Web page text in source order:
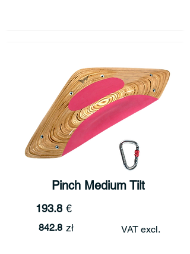
Pinch Medium Tilt
193.8 €
842.8 zł VAT excl.